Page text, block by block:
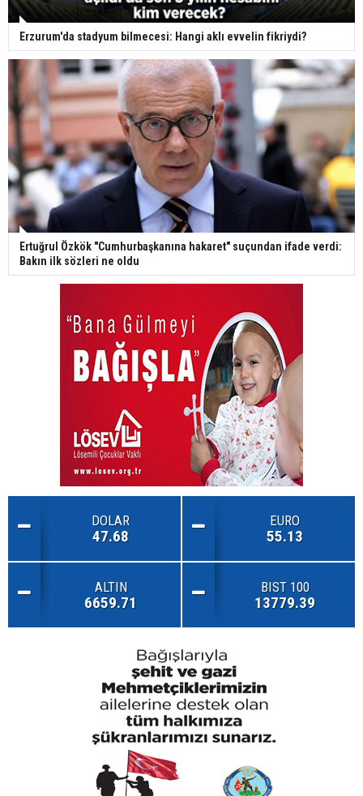
Erzurum'da stadyum bilmecesi: Hangi aklı evvelin fikriydi?
Ertuğrul Özkök "Cumhurbaşkanına hakaret" suçundan ifade verdi:
Bakın ilk sözleri ne oldu
DOLAR
47.68
EURO
55.13
ALTIN
6659.71
BIST 100
13779.39